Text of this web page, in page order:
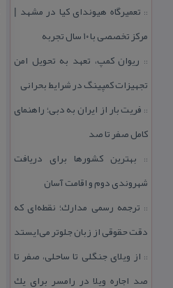
:: تعمیرگاه هیوندای كیا در مشهد |
مركز تخصصی با ۱۰ سال تجربه
:: ریوان كمپ، تعهد به تحویل امن
تجهیزات كمپینگ در شرایط بحرانی
:: فریت بار از ایران به دبی؛ راهنمای
كامل صفر تا صد
:: بهترین كشورها برای دریافت
شهروندی دوم و اقامت آسان
:: ترجمه رسمی مدارك؛ نقطه‌ای كه
دقت حقوقی از زبان جلوتر می‌ایستد
:: از ویلای جنگلی تا ساحلی، صفر تا
صد اجاره ویلا در رامسر برای یك